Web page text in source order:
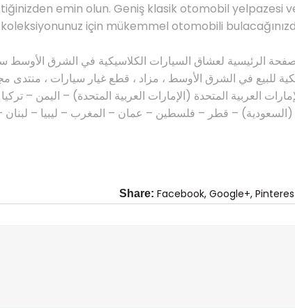
emin olun. Geniş klasik otomobil yelpazesi
için mükemmel otomobili
للبيع في الشرق الأوسط ، مزاد ، قطع غيار سيارات ، منتدى
العربية المتحدة (الإمارات العربية المتحدة) – اليمن –
(السعودية) – قطر – فلسطين – عمان – المغرب – ليبيا – لبنان
Share: Facebook, Google+,